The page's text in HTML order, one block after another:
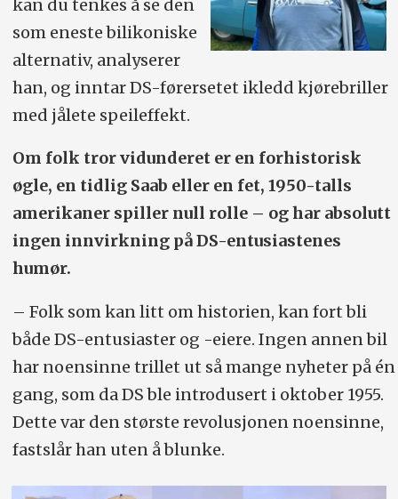
kan du tenkes å se den
som eneste bilikoniske
alternativ, analyserer
han, og inntar DS-førersetet ikledd kjørebriller
med jålete speileffekt.
Om folk tror vidunderet er en forhistorisk
øgle, en tidlig Saab eller en fet, 1950-talls
amerikaner spiller null rolle – og har absolutt
ingen innvirkning på DS-entusiastenes
humør.
– Folk som kan litt om historien, kan fort bli
både DS-entusiaster og -eiere. Ingen annen bil
har noensinne trillet ut så mange nyheter på én
gang, som da DS ble introdusert i oktober 1955.
Dette var den største revolusjonen noensinne,
fastslår han uten å blunke.